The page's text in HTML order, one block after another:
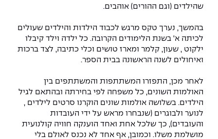
שהילדים (וגם ההורים) אוהבים.
בהמשך, נערך טקס מרגש לכבוד הילדות והילדים שעולים
לכיתה א' בשנת הלימודים הקרובה. כל ילדה וילד קיבלו
ילקוט , שעון, קלמר ומארז טושים וכלי כתיבה, לצד ברכות
ואיחולים לשנה הראשונה בבית הספר.
לאחר מכן, התפזרו המשתתפות והמשתתפים בין
האולמות השונים, כל משפחה לפי בחירתה ובהתאם לגיל
הילדים. בשלושה אולמות שונים הוקרנו סרטים לילדים ,
לנוער ולבוגרים (שנבחרו מראש על ידי העובדות
והעובדים), כך שלכל אחת ואחד הוענקה חוויה קולנועית
מושלמת משלו. וכמובן, אף אחד לא נכנס לאולם בלי
לעבוד באפקה
לוח שנה אקדמי
צור קשר
חדשות אפקה
כתבות
הנדסה וניהול
הנדסת מערכות
הנדסה רפואית
מערכות תבוניות AI
ספרייה
אגודת הסטודנטים
מעטפת תמיכה למשרתות ולמשרתים
מעטפת חוסן
הרשמה און ליין
שאלות ותשובות
מלגות ע״ב נתוני קבלה
תנאי קבלה - הנדסה
למה לעשות תואר שני באפקה?
מרכז ICSGen.AI
Skills & Tech
כנסי פיתוח הון אנושי לאומי בהנדסה
כנס עיבוד דיבור